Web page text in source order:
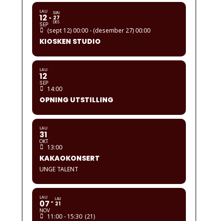
LAU
12
SEP
SUN
27
DES
(sept 12) 00:00 - (desember 27) 00:00
KIOSKEN STUDIO
LAU
12
SEP
14:00
OPNING UTSTILLING
LAU
31
OKT
13:00
KAKAOKONSERT
UNGE TALENT
LAU
07
NOV
LAU
21
11:00 - 15:30 (21)